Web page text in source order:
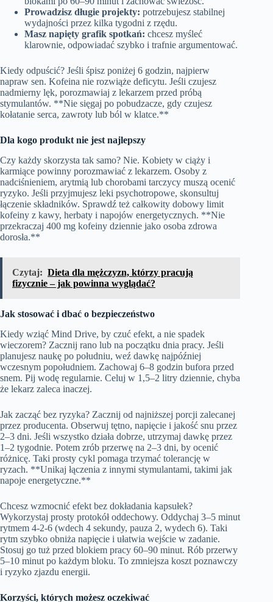
Prowadzisz długie projekty: potrzebujesz stabilnej
wydajności przez kilka tygodni z rzędu.
Masz napięty grafik spotkań: chcesz myśleć
klarownie, odpowiadać szybko i trafnie argumentować.
Kiedy odpuścić? Jeśli śpisz poniżej 6 godzin, najpierw
napraw sen. Kofeina nie rozwiąże deficytu. Jeśli czujesz
nadmierny lęk, porozmawiaj z lekarzem przed próbą
stymulantów. **Nie sięgaj po pobudzacze, gdy czujesz
kołatanie serca, zawroty lub ból w klatce.**
Dla kogo produkt nie jest najlepszy
Czy każdy skorzysta tak samo? Nie. Kobiety w ciąży i
karmiące powinny porozmawiać z lekarzem. Osoby z
nadciśnieniem, arytmią lub chorobami tarczycy muszą ocenić
ryzyko. Jeśli przyjmujesz leki psychotropowe, skonsultuj
łączenie składników. Sprawdź też całkowity dobowy limit
kofeiny z kawy, herbaty i napojów energetycznych. **Nie
przekraczaj 400 mg kofeiny dziennie jako osoba zdrowa
dorosła.**
Czytaj: Dieta dla mężczyzn, którzy pracują
fizycznie – jak powinna wyglądać?
Jak stosować i dbać o bezpieczeństwo
Kiedy wziąć Mind Drive, by czuć efekt, a nie spadek
wieczorem? Zacznij rano lub na początku dnia pracy. Jeśli
planujesz naukę po południu, weź dawkę najpóźniej
wczesnym popołudniem. Zachowaj 6–8 godzin bufora przed
snem. Pij wodę regularnie. Celuj w 1,5–2 litry dziennie, chyba
że lekarz zaleca inaczej.
Jak zacząć bez ryzyka? Zacznij od najniższej porcji zalecanej
przez producenta. Obserwuj tętno, napięcie i jakość snu przez
2–3 dni. Jeśli wszystko działa dobrze, utrzymaj dawkę przez
1–2 tygodnie. Potem zrób przerwę na 2–3 dni, by ocenić
różnicę. Taki prosty cykl pomaga trzymać tolerancję w
ryzach. **Unikaj łączenia z innymi stymulantami, takimi jak
napoje energetyczne.**
Chcesz wzmocnić efekt bez dokładania kapsułek?
Wykorzystaj prosty protokół oddechowy. Oddychaj 3–5 minut
rytmem 4‑2‑6 (wdech 4 sekundy, pauza 2, wydech 6). Taki
rytm szybko obniża napięcie i ułatwia wejście w zadanie.
Stosuj go tuż przed blokiem pracy 60–90 minut. Rób przerwy
5–10 minut po każdym bloku. To zmniejsza koszt poznawczy
i ryzyko zjazdu energii.
Korzyści, których możesz oczekiwać